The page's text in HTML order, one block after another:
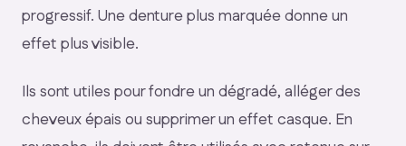
progressif. Une denture plus marquée donne un
effet plus visible.
Ils sont utiles pour fondre un dégradé, alléger des
cheveux épais ou supprimer un effet casque. En